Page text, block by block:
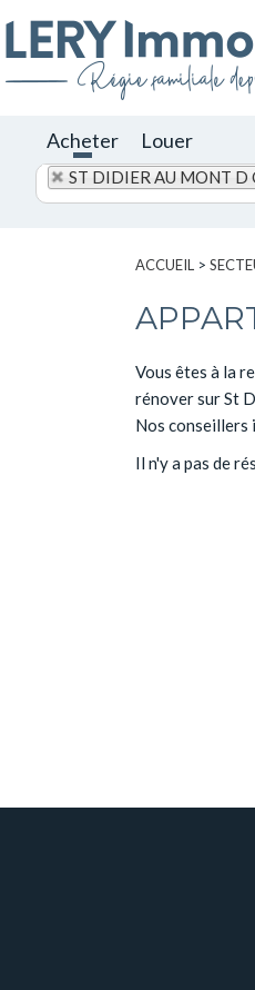
Acheter Louer
ST DIDIER AU MONT D
ACCUEIL >
Vous êtes à la
rénover sur St
Nos conseillers
Il n'y a pas de